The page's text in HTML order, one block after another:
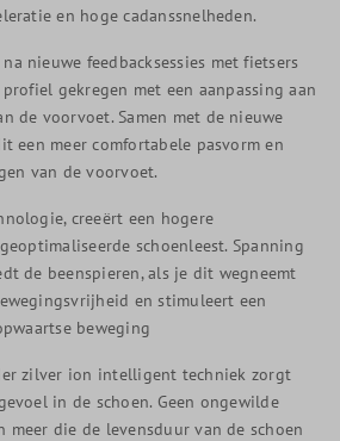
en hoge cadanssnelheden.
nieuwe feedbacksessies met fietsers
gekregen met een aanpassing aan
de voorvoet. Samen met de nieuwe
een meer comfortabele pasvorm en
van de voorvoet.
creeërt een hogere
schoenleest. Spanning
de beenspieren, als je dit wegneemt
en stimuleert een
beweging
zilver ion intelligent techniek zorgt
in de schoen. Geen ongewilde
die de levensduur van de schoen